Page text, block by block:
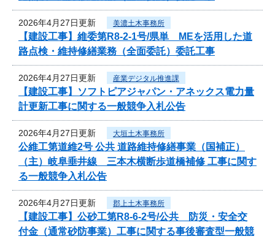
2026年4月27日更新 美濃土木事務所
【建設工事】維委第R8-2-1号/県単 MEを活用した道
路点検・維持修繕業務（全面委託）委託工事
2026年4月27日更新 産業デジタル推進課
【建設工事】ソフトピアジャパン・アネックス電力量
計更新工事に関する一般競争入札公告
2026年4月27日更新 大垣土木事務所
公維工第道維2号 公共 道路維持修繕事業（国補正）
（主）岐阜垂井線 三本木横断歩道橋補修 工事に関す
る一般競争入札公告
2026年4月27日更新 郡上土木事務所
【建設工事】公砂工第R8-6-2号/公共 防災・安全交
付金（通常砂防事業）工事に関する事後審査型一般競